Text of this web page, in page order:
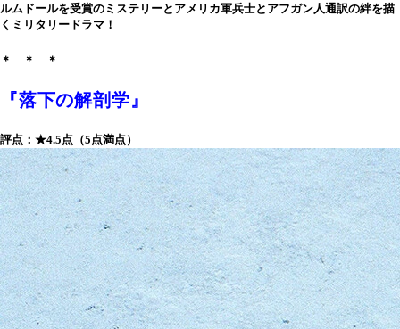
ルムドールを受賞のミステリーとアメリカ軍兵士とアフガン人通訳の絆を描
くミリタリードラマ！
＊ ＊ ＊
『落下の解剖学』
評点：★4.5点（5点満点）